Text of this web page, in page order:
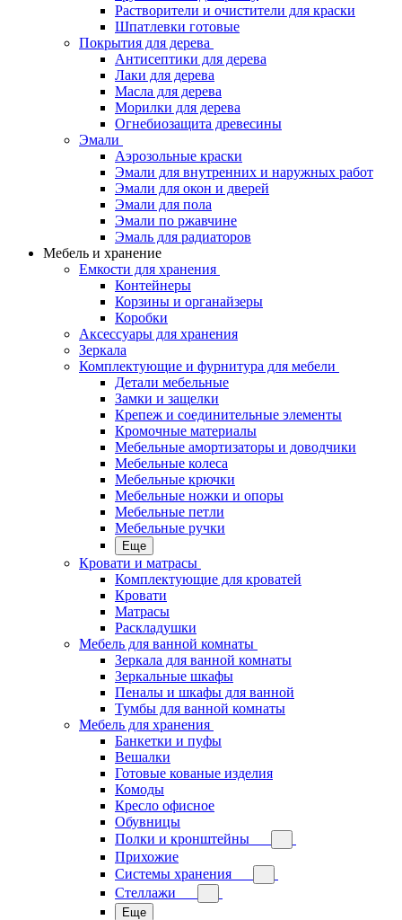
Растворители и очистители для краски
Шпатлевки готовые
Покрытия для дерева
Антисептики для дерева
Лаки для дерева
Масла для дерева
Морилки для дерева
Огнебиозащита древесины
Эмали
Аэрозольные краски
Эмали для внутренних и наружных работ
Эмали для окон и дверей
Эмали для пола
Эмали по ржавчине
Эмаль для радиаторов
Мебель и хранение
Емкости для хранения
Контейнеры
Корзины и органайзеры
Коробки
Аксессуары для хранения
Зеркала
Комплектующие и фурнитура для мебели
Детали мебельные
Замки и защелки
Крепеж и соединительные элементы
Кромочные материалы
Мебельные амортизаторы и доводчики
Мебельные колеса
Мебельные крючки
Мебельные ножки и опоры
Мебельные петли
Мебельные ручки
Еще
Кровати и матрасы
Комплектующие для кроватей
Кровати
Матрасы
Раскладушки
Мебель для ванной комнаты
Зеркала для ванной комнаты
Зеркальные шкафы
Пеналы и шкафы для ванной
Тумбы для ванной комнаты
Мебель для хранения
Банкетки и пуфы
Вешалки
Готовые кованые изделия
Комоды
Кресло офисное
Обувницы
Полки и кронштейны
Прихожие
Системы хранения
Стеллажи
Еще